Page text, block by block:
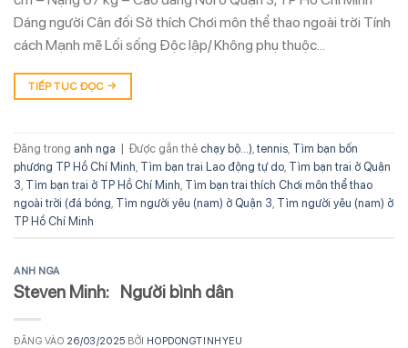
Dáng người Cân đối Sở thích Chơi môn thể thao ngoài trời Tính
cách Mạnh mẽ Lối sống Độc lập/ Không phụ thuộc…
TIẾP TỤC ĐỌC →
Đăng trong anh nga | Được gắn thẻ chạy bộ...) tennis Tìm bạn bốn
phương TP Hồ Chí Minh Tìm bạn trai Lao động tự do Tìm bạn trai ở Quận
3 Tìm bạn trai ở TP Hồ Chí Minh Tìm bạn trai thích Chơi môn thể thao
ngoài trời (đá bóng Tìm người yêu (nam) ở Quận 3 Tìm người yêu (nam) ở
TP Hồ Chí Minh
ANH NGA
Steven Minh: Người bình dân
ĐĂNG VÀO 26/03/2025 BỞI HOPDONGTINHYEU